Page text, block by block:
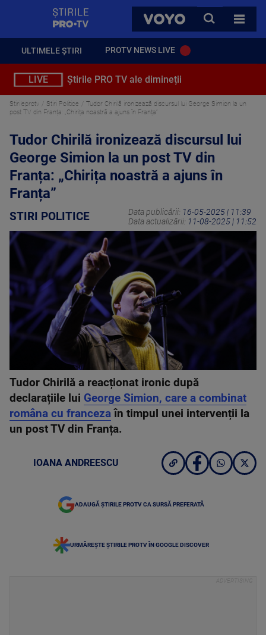
VOYO
CAUTA
TOATE
ULTIMELE ȘTIRI PROTV NEWS LIVE
LIVE Știrile PRO TV ale dimineții
Stirileprotv Stiri Politice
Tudor Chirilă ironizează discursul lui George Simion la un
post TV din Franța: „Chirița noastră a ajuns în Franța”
Tudor Chirilă ironizează discursul lui
George Simion la un post TV din
Franța: „Chirița noastră a ajuns în
Franța”
STIRI POLITICE Data publicării: 16-05-2025 | 11:39
Data actualizării: 11-08-2025 | 11:52
Tudor Chirilă a reacționat ironic după
declarațiile lui George Simion, care a combinat
româna cu francezaîn timpul unei intervenții la
un post TV din Franța.
IOANA ANDREESCU
ADAUGĂ ȘTIRILE PROTV CA SURSĂ PREFERATĂ
URMĂREȘTE ȘTIRILE PROTV ÎN GOOGLE DISCOVER